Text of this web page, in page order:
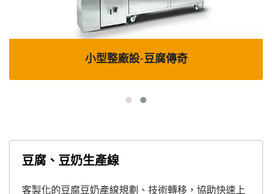
小型整廠設-豆腐傳奇
豆腐、豆奶生產線
客製化的豆腐豆奶產線規劃、技術轉移，協助快速上